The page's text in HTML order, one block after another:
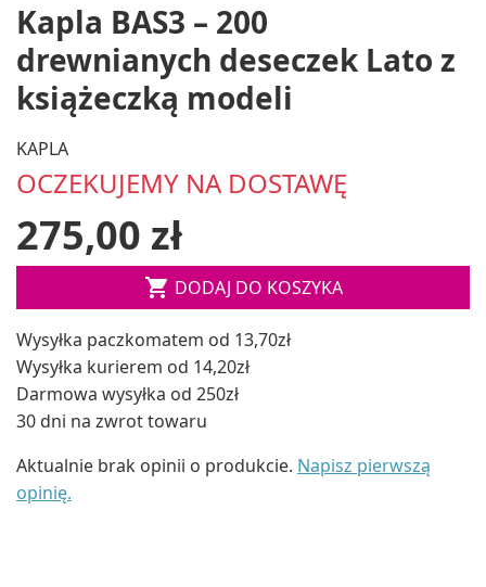
Kapla BAS3 – 200
drewnianych deseczek Lato z
książeczką modeli
KAPLA
OCZEKUJEMY NA DOSTAWĘ
275,00 zł
 DODAJ DO KOSZYKA
Wysyłka paczkomatem od 13,70zł
Wysyłka kurierem od 14,20zł
Darmowa wysyłka od 250zł
30 dni na zwrot towaru
Aktualnie brak opinii o produkcie. Napisz pierwszą
opinię.